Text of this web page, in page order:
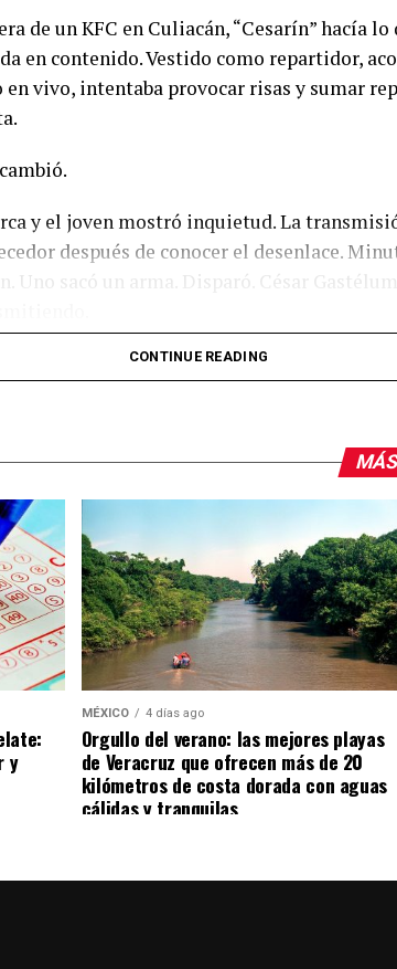
de un KFC en Culiacán, “Cesarín” hacía
en contenido. Vestido como repartidor,
vivo, intentaba provocar risas y sumar
y el joven mostró inquietud. La
después de conocer el desenlace.
Uno sacó un arma. Disparó. César Gastélum
más perturbadora de esta historia.
a admirar al narco
y lo consiguió. Superaba ampliamente el
retos, viajes, fiestas, automóviles, vida
durante años convirtió al narcotráfico
cadena aterradora. Desde que comenzó
septiembre de 2024, al menos nueve
relacionados o interpretados dentro de
que cualquier joven asesinado por
CONTINUE READING
y
MÉXICO 4 días ago
Orgullo del verano: las mejores playas
de Veracruz que ofrecen más de 20
kilómetros de costa dorada con aguas
cálidas y tranquilas